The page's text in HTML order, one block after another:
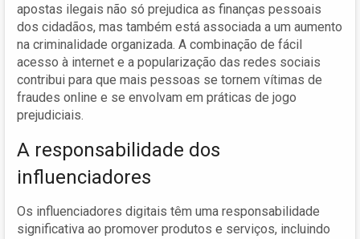
apostas ilegais não só prejudica as finanças pessoais
dos cidadãos, mas também está associada a um aumento
na criminalidade organizada. A combinação de fácil
acesso à internet e a popularização das redes sociais
contribui para que mais pessoas se tornem vítimas de
fraudes online e se envolvam em práticas de jogo
prejudiciais.
A responsabilidade dos
influenciadores
Os influenciadores digitais têm uma responsabilidade
significativa ao promover produtos e serviços, incluindo